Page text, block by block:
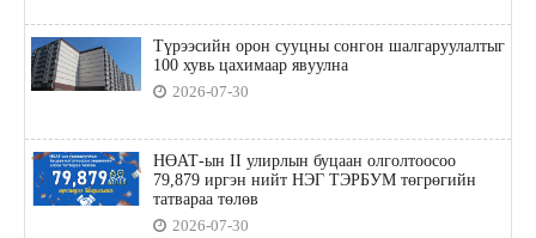
Түрээсийн орон сууцны сонгон шалгаруулалтыг
100 хувь цахимаар явуулна
2026-07-30
НӨАТ-ын II улирлын буцаан олголтоосоо
79,879 иргэн нийт НЭГ ТЭРБУМ төгрөгийн
татвараа төлөв
2026-07-30